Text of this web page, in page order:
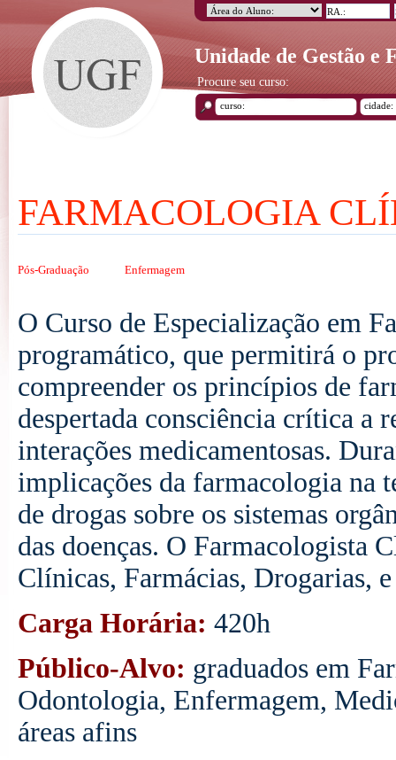
Unidade de Gestão e
Procure seu curso:
FARMACOLOGIA
Pós-Graduação Enfermagem
O Curso de Especialização em
programático, que permitirá o
compreender os princípios de
despertada consciência crítica a
interações medicamentosas.
implicações da farmacologia na
de drogas sobre os sistemas
das doenças. O Farmacologista
Clínicas, Farmácias, Drogarias,
Carga Horária: 420h
Público-Alvo: graduados em
Odontologia, Enfermagem,
áreas afins